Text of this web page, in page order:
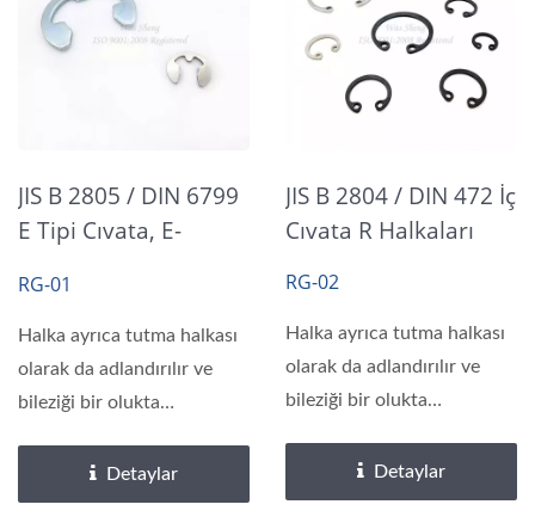
JIS B 2805 / DIN 6799
E Tipi Cıvata, E-
RG-01
Halka ayrıca tutma halkası
olarak da adlandırılır ve
bileziği bir olukta
Detaylar
JIS B 2804 / DIN 472 İç
Cıvata R Halkaları
RG-02
Halka ayrıca tutma halkası
olarak da adlandırılır ve
bileziği bir olukta
Detaylar